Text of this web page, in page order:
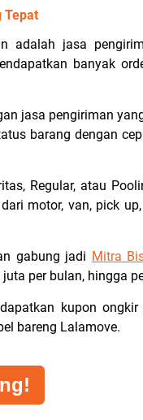
Tepat
adalah jasa
banyak
jasa pengiriman
barang dengan
Regular, atau
motor, van, pick
gabung jadi Mitra
juta per bulan, hingga
kupon
bareng Lalamove.